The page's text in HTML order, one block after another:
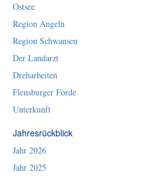
Ostsee
Region Angeln
Region Schwansen
Der Landarzt
Dreharbeiten
Flensburger Förde
Unterkunft
Jahresrückblick
Jahr 2026
Jahr 2025